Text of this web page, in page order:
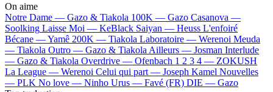
On aime
Notre Dame — Gazo & Tiakola 100K — Gazo Casanova —
Soolking Laisse Moi — KeBlack Saiyan — Heuss L'enfoiré
Bécane —Yamê 200K — Tiakola Laboratoire — Werenoi Meuda
— Tiakola Outro — Gazo & Tiakola Ailleurs — Josman Interlude
— Gazo & Tiakola Overdrive — Ofenbach 1 2 3 4 — ZOKUSH
La League — Werenoi Celui qui part — Joseph Kamel Nouvelles
— PLK No love — Ninho Urus — Favé (FR) DIE — Gazo